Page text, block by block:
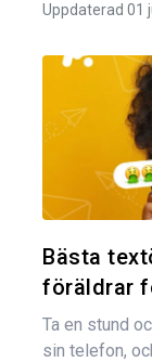
Uppdaterad 01
Bästa
föräldrar
Ta en stund
sin telefon,